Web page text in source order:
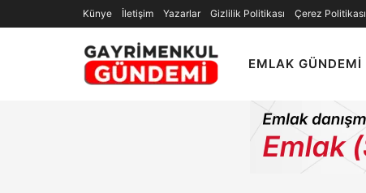
Künye İletişim Yazarlar Gizlilik Politikası Çerez Politikası
EMLAK GÜNDEMI